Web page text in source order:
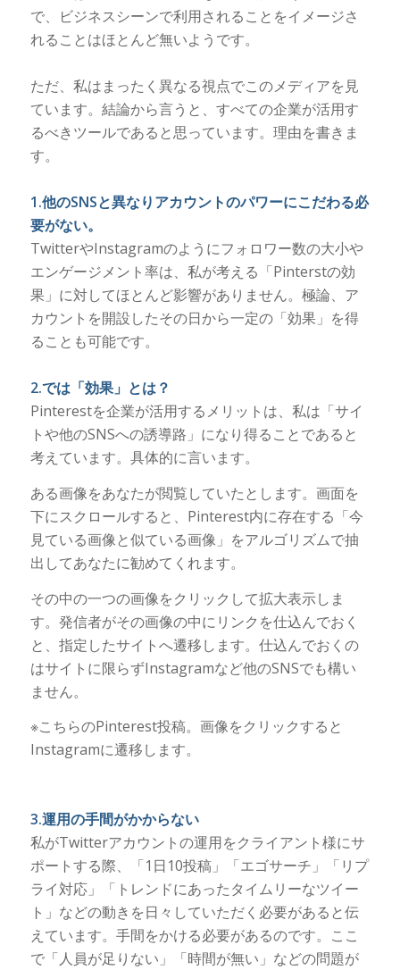
で、ビジネスシーンで利用されることをイメージさ
れることはほとんど無いようです。
ただ、私はまったく異なる視点でこのメディアを見
ています。結論から言うと、すべての企業が活用す
るべきツールであると思っています。理由を書きま
す。
1.他のSNSと異なりアカウントのパワーにこだわる必
要がない。
TwitterやInstagramのようにフォロワー数の大小や
エンゲージメント率は、私が考える「Pinterstの効
果」に対してほとんど影響がありません。極論、ア
カウントを開設したその日から一定の「効果」を得
ることも可能です。
2.では「効果」とは？
Pinterestを企業が活用するメリットは、私は「サイ
トや他のSNSへの誘導路」になり得ることであると
考えています。具体的に言います。
ある画像をあなたが閲覧していたとします。画面を
下にスクロールすると、Pinterest内に存在する「今
見ている画像と似ている画像」をアルゴリズムで抽
出してあなたに勧めてくれます。
その中の一つの画像をクリックして拡大表示しま
す。発信者がその画像の中にリンクを仕込んでおく
と、指定したサイトへ遷移します。仕込んでおくの
はサイトに限らずInstagramなど他のSNSでも構い
ません。
※こちらのPinterest投稿。画像をクリックすると
Instagramに遷移します。
3.運用の手間がかからない
私がTwitterアカウントの運用をクライアント様にサ
ポートする際、「1日10投稿」「エゴサーチ」「リプ
ライ対応」「トレンドにあったタイムリーなツイー
ト」などの動きを日々していただく必要があると伝
えています。手間をかける必要があるのです。ここ
で「人員が足りない」「時間が無い」などの問題が